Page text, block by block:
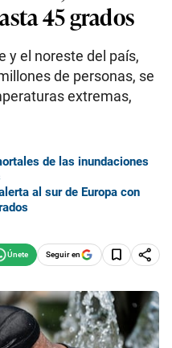
45 grados
y el noreste del país,
de personas, se
extremas,
de las inundaciones
al sur de Europa con
Seguir en